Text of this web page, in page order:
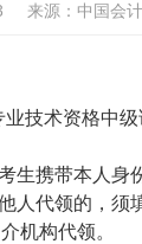
来源：中国会
技术资格中
生携带本人身
人代领的，须
机构代领。